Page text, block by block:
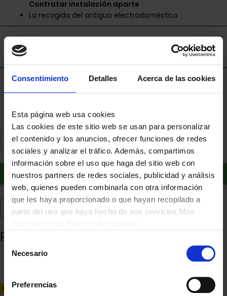
Consentimiento Detalles Acerca de las cookies
Esta página web usa cookies
Las cookies de este sitio web se usan para personalizar
el contenido y los anuncios, ofrecer funciones de redes
sociales y analizar el tráfico. Además, compartimos
información sobre el uso que haga del sitio web con
nuestros partners de redes sociales, publicidad y análisis
web, quienes pueden combinarla con otra información
que les haya proporcionado o que hayan recopilado a
partir del uso que haya hecho de sus servicios.Mas
Necesario
Preferencias
Contratar instalación aparte
La recogida del antiguo electrodoméstico
Financia a plazos con Cetelem
Añadir al carrito
Añadir a favoritos Comparte
Productos relacionados
NUEVO